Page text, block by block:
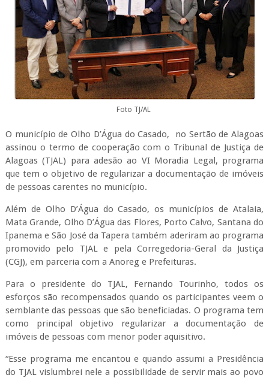
Foto TJ/AL
O município de Olho D’Água do Casado, no Sertão de Alagoas
assinou o termo de cooperação com o Tribunal de Justiça de
Alagoas (TJAL) para adesão ao VI Moradia Legal, programa
que tem o objetivo de regularizar a documentação de imóveis
de pessoas carentes no município.
Além de Olho D’Água do Casado, os municípios de Atalaia,
Mata Grande, Olho D’Água das Flores, Porto Calvo, Santana do
Ipanema e São José da Tapera também aderiram ao programa
promovido pelo TJAL e pela Corregedoria-Geral da Justiça
(CGJ), em parceria com a Anoreg e Prefeituras.
Para o presidente do TJAL, Fernando Tourinho, todos os
esforços são recompensados quando os participantes veem o
semblante das pessoas que são beneficiadas. O programa tem
como principal objetivo regularizar a documentação de
imóveis de pessoas com menor poder aquisitivo.
“Esse programa me encantou e quando assumi a Presidência
do TJAL vislumbrei nele a possibilidade de servir mais ao povo